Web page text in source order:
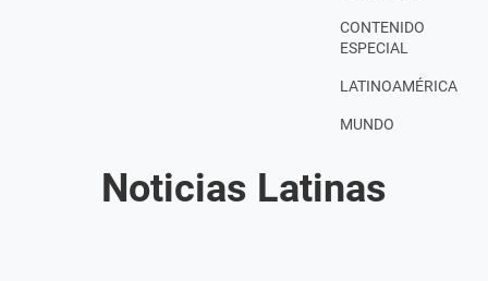
CONTENIDO
ESPECIAL
LATINOAMÉRICA
MUNDO
Noticias Latinas